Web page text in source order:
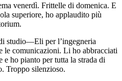
venerdì. Frittelle di domenica. E
superiore, ho applaudito più
studio—Eli per l’ingegneria
le comunicazioni. Li ho abbracciati
ho pianto per tutta la strada di
Troppo silenzioso.